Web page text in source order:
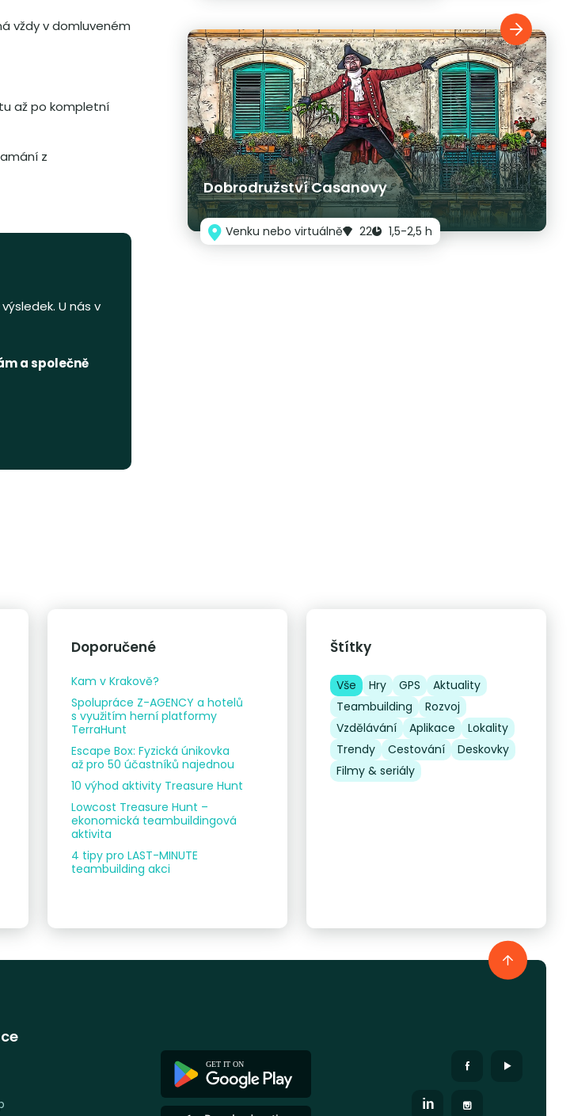
vždy v domluveném
až po kompletní
z
U nás v
a společně
Dobrodružství Casanovy
Venku nebo virtuálně 22 1,5-2,5 h
Doporučené
Kam v Krakově?
Spolupráce Z-AGENCY a hotelů
s využitím herní platformy
TerraHunt
Escape Box: Fyzická únikovka
až pro 50 účastníků najednou
10 výhod aktivity Treasure Hunt
Lowcost Treasure Hunt –
ekonomická teambuildingová
aktivita
4 tipy pro LAST-MINUTE
teambuilding akci
Štítky
Vše Hry GPS
Aktuality
Teambuilding
Rozvoj
Vzdělávání
Aplikace
Lokality
Trendy
Cestování
Deskovky
Filmy & seriály